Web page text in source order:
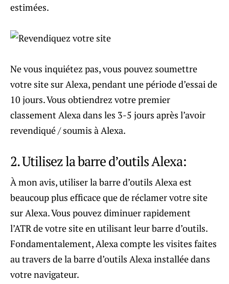
estimées.
Ne vous inquiétez pas, vous pouvez soumettre
votre site sur Alexa, pendant une période d’essai de
10 jours. Vous obtiendrez votre premier
classement Alexa dans les 3-5 jours après l’avoir
revendiqué / soumis à Alexa.
2. Utilisez la barre d’outils Alexa:
À mon avis, utiliser la barre d’outils Alexa est
beaucoup plus efficace que de réclamer votre site
sur Alexa. Vous pouvez diminuer rapidement
l’ATR de votre site en utilisant leur barre d’outils.
Fondamentalement, Alexa compte les visites faites
au travers de la barre d’outils Alexa installée dans
votre navigateur.